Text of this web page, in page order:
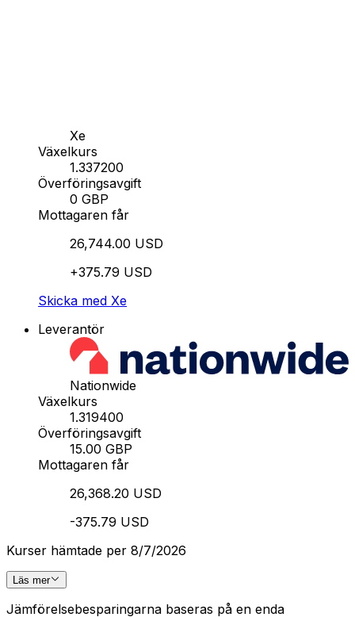
Xe
Växelkurs
1.337200
Överföringsavgift
0 GBP
Mottagaren får
26,744.00 USD
+375.79 USD
Skicka med Xe
Leverantör
Nationwide
Växelkurs
1.319400
Överföringsavgift
15.00 GBP
Mottagaren får
26,368.20 USD
-375.79 USD
Kurser hämtade per 8/7/2026
Läs mer
Jämförelsebesparingarna baseras på en enda